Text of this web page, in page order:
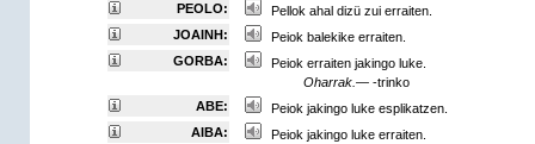
PEOLO:
Pellok ahal dizü zui erraiten.
JOAINH:
Peiok balekike erraiten.
GORBA:
Peiok erraiten jakingo luke.
Oharrak.—-trinko
ABE:
Peiok jakingo luke esplikatzen.
AIBA:
Peiok jakingo luke erraiten.